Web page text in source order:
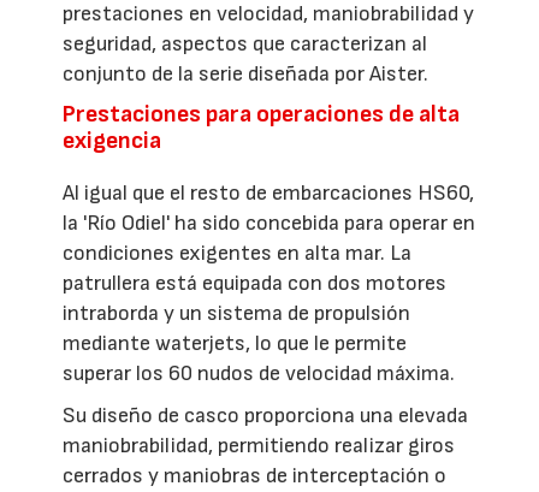
prestaciones en velocidad, maniobrabilidad y
seguridad, aspectos que caracterizan al
conjunto de la serie diseñada por Aister.
Prestaciones para operaciones de alta
exigencia
Al igual que el resto de embarcaciones HS60,
la 'Río Odiel' ha sido concebida para operar en
condiciones exigentes en alta mar. La
patrullera está equipada con dos motores
intraborda y un sistema de propulsión
mediante waterjets, lo que le permite
superar los 60 nudos de velocidad máxima.
Su diseño de casco proporciona una elevada
maniobrabilidad, permitiendo realizar giros
cerrados y maniobras de interceptación o